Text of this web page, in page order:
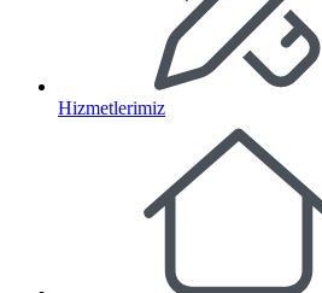
Hizmetlerimiz